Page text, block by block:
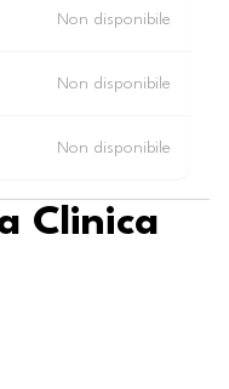
Non disponibile
Non disponibile
Non disponibile
Clinica